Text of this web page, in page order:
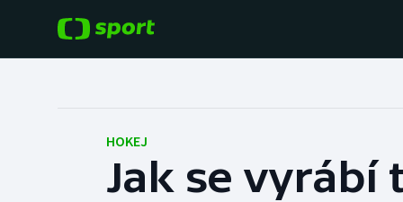
Hokej Baseball a softbal
HOKEJ
Jak se vyrábí